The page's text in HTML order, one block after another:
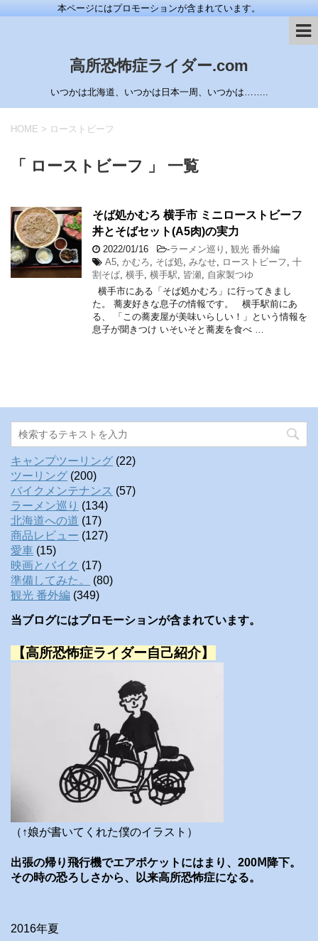
本ページにはプロモーションが含まれています。
高所恐怖症ライダー.com
いつかは北海道、いつかは日本一周、いつかは……..
HOME > ローストビーフ
「 ローストビーフ 」 一覧
そば処かむろ 横手市 ミニローストビーフ
丼とそばセット(A5肉)の実力
2022/01/16 -ラーメン巡り
観光 番外編
A5 かむろ そば処 みなせ ローストビーフ 十
割そば 横手 横手駅 皆瀬 自家製つゆ
横手市にある「そば処かむろ」に行ってきまし
た。 蕎麦好きな息子の情報です。 横手駅前にあ
る、 「この蕎麦屋が美味いらしい！」という情報を
息子が聞きつけ いそいそと蕎麦を食べ …
キャンプツーリング (22)
ツーリング (200)
バイクメンテナンス (57)
ラーメン巡り (134)
北海道への道 (17)
商品レビュー (127)
愛車 (15)
映画とバイク (17)
準備してみた。
(80)
観光 番外編 (349)
当ブログにはプロモーションが含まれています。
【高所恐怖症ライダー自己紹介】
（↑娘が書いてくれた僕のイラスト）
出張の帰り飛行機でエアポケットにはまり、200Ⅿ降下。
その時の恐ろしさから、以来高所恐怖症になる。
2016年夏